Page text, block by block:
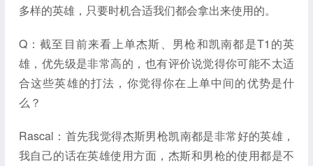
多样的英雄，只要时机合适我们都会拿出来使用的。
Q：截至目前来看上单杰斯、男枪和凯南都是T1的英
雄，优先级是非常高的，也有评价说觉得你可能不太适
合这些英雄的打法，你觉得你在上单中间的优势是什
么？
Rascal：首先我觉得杰斯男枪凯南都是非常好的英雄，
我自己的话在英雄使用方面，杰斯和男枪的使用都是不